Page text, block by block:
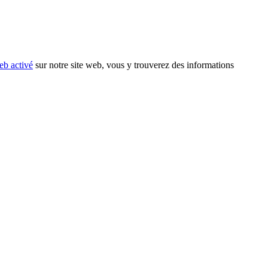
activé sur notre site web, vous y trouverez des informations